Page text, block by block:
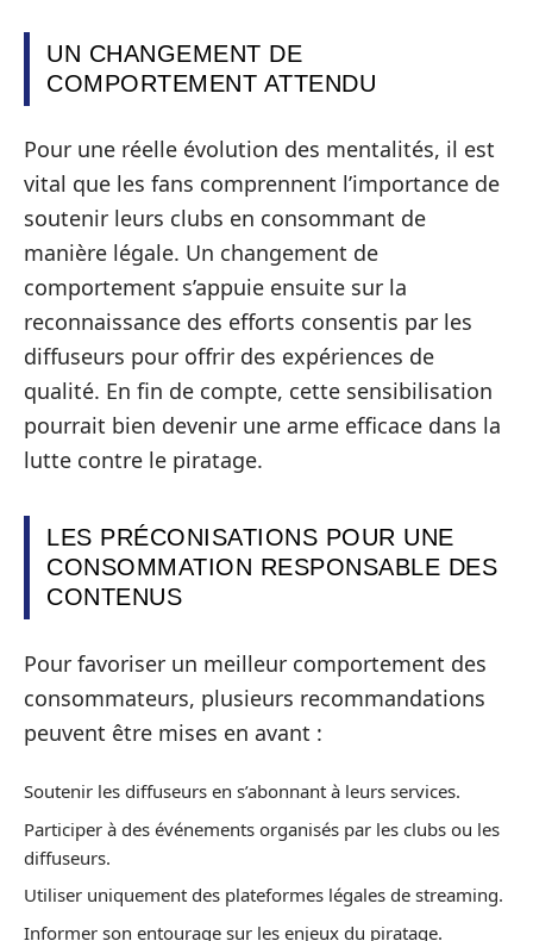
UN CHANGEMENT DE
COMPORTEMENT ATTENDU
Pour une réelle évolution des mentalités, il est
vital que les fans comprennent l’importance de
soutenir leurs clubs en consommant de
manière légale. Un changement de
comportement s’appuie ensuite sur la
reconnaissance des efforts consentis par les
diffuseurs pour offrir des expériences de
qualité. En fin de compte, cette sensibilisation
pourrait bien devenir une arme efficace dans la
lutte contre le piratage.
LES PRÉCONISATIONS POUR UNE
CONSOMMATION RESPONSABLE DES
CONTENUS
Pour favoriser un meilleur comportement des
consommateurs, plusieurs recommandations
peuvent être mises en avant :
Soutenir les diffuseurs en s’abonnant à leurs services.
Participer à des événements organisés par les clubs ou les
diffuseurs.
Utiliser uniquement des plateformes légales de streaming.
Informer son entourage sur les enjeux du piratage.